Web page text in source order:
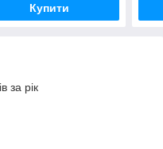
Купити
за рік